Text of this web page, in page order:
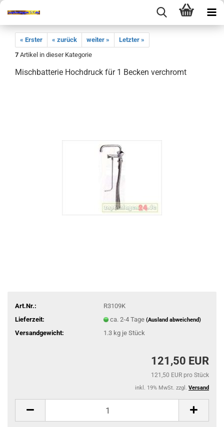
« Erster « zurück weiter »
Letzter »
7 Artikel in dieser Kategorie
Mischbatterie Hochdruck für 1 Becken verchromt
Art.Nr.:
R3109K
Lieferzeit:
ca. 2-4 Tage (Ausland abweichend)
Versandgewicht: 1.3kg je Stück
121,50 EUR
121,50 EUR pro Stück
inkl. 19% MwSt. zzgl. Versand